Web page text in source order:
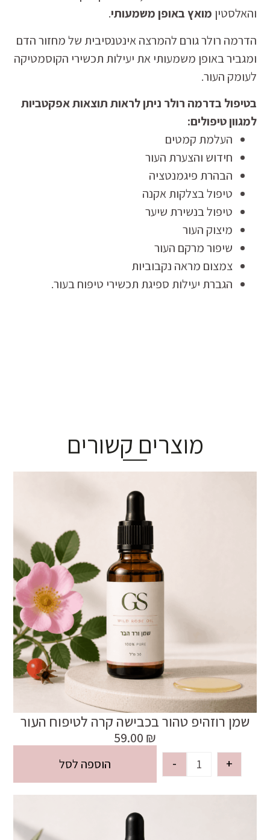
והאלסטין מואץ באופן משמעותי.
הדרמה רולר גורם להמרצה אינטנסיבית של מחזור הדם
ומגביר באופן משמעותי את יעילות תכשירי הקוסמטיקה
לעומק העור.
בטיפול בדרמה רולר ניתן לראות תוצאות אפקטביות
למגוון טיפולים:
העלמת קמטים
חידוש והצערת העור
הבהרת פיגמנטציה
טיפול בצלקות אקנה
טיפול בנשירת שיער
מיצוק העור
שיפור מרקם העור
צמצום מראה נקבוביות
הגברת יעילות ספיגת תכשירי טיפוח בעור.
מוצרים קשורים
שמן רוזהיפ טהור בכבישה קרה לטיפוח העור
59.00 ₪
- + הוספה לסל